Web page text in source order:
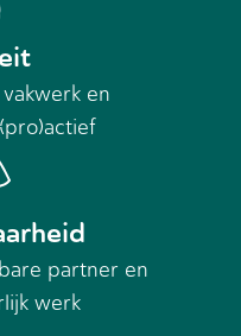
en
partner en
werk